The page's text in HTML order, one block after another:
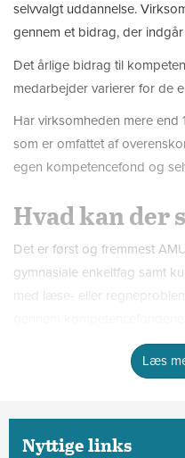
selvvalgt uddannelse.
gennem et bidrag, der
Det årlige bidrag til
medarbejder varierer for de
Har virksomheden mere
som er omfattet af
egen kompetencefond og
Hvad kan der
Det er først og fremmest
gymnasiale enkeltfag samt
med læse- eller
Det varierer fra fond til fond,
Læs
Nyttige links